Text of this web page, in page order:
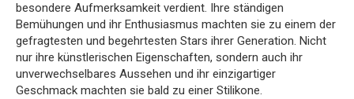
besondere Aufmerksamkeit verdient. Ihre ständigen
Bemühungen und ihr Enthusiasmus machten sie zu einem der
gefragtesten und begehrtesten Stars ihrer Generation. Nicht
nur ihre künstlerischen Eigenschaften, sondern auch ihr
unverwechselbares Aussehen und ihr einzigartiger
Geschmack machten sie bald zu einer Stilikone.